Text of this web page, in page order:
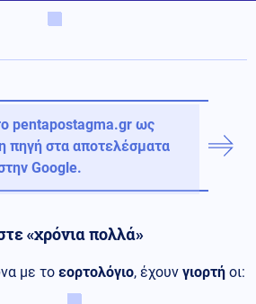
pentapostagma.gr ως
πηγή στα αποτελέσματα
Google.
«χρόνια πολλά»
με το εορτολόγιο, έχουν γιορτή οι: